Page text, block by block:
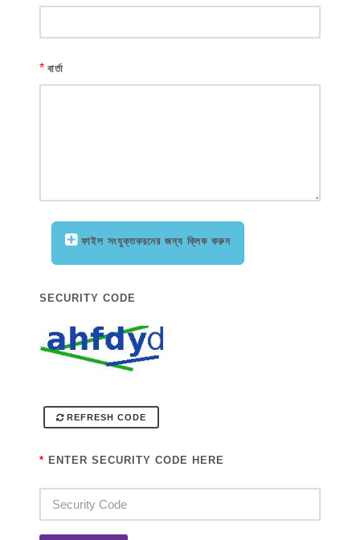
* বার্তা
ফাইল সংযুক্তকরনের জন্য ক্লিক করুন
SECURITY CODE
REFRESH CODE
* ENTER SECURITY CODE HERE